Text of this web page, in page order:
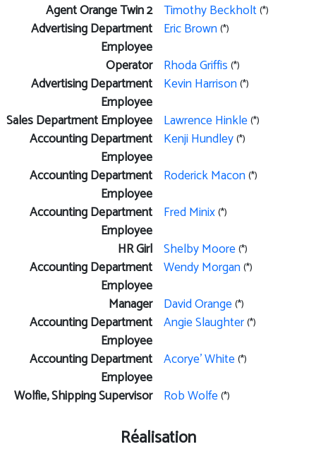
Agent Orange Twin 2 Timothy Beckholt(*)
Advertising Department
Employee
Eric Brown(*)
Operator Rhoda Griffis (*)
Advertising Department
Employee
Kevin Harrison(*)
Sales Department Employee Lawrence Hinkle(*)
Accounting Department
Employee
Kenji Hundley(*)
Accounting Department
Employee
Roderick Macon(*)
Accounting Department
Employee
Fred Minix(*)
HR Girl Shelby Moore(*)
Accounting Department
Employee
Wendy Morgan(*)
Manager David Orange(*)
Accounting Department
Employee
Angie Slaughter(*)
Accounting Department
Employee
Acorye' White(*)
Wolfie, Shipping Supervisor Rob Wolfe(*)
Réalisation